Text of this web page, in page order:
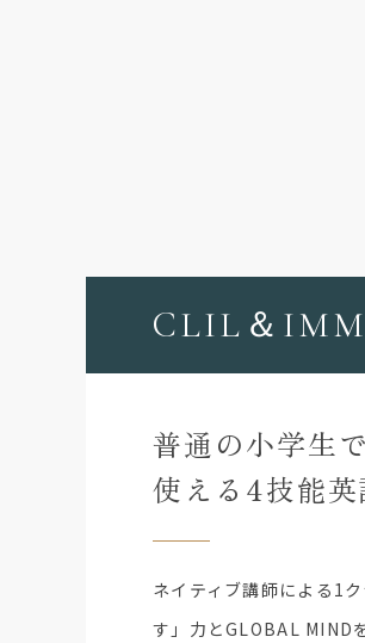
CLIL＆
普通の小学生
使える4技能
ネイティブ講師による1
す」力とGLOBAL MIND